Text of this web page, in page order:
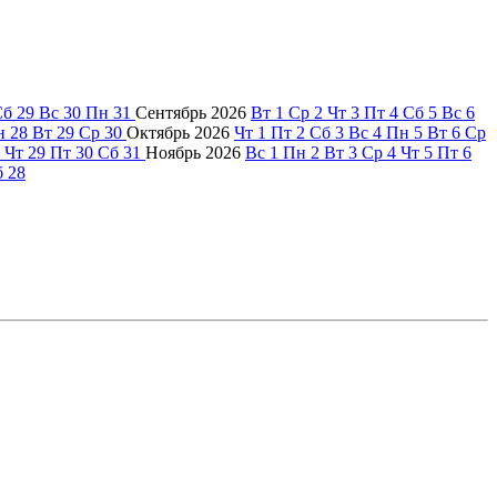
29 Вс 30 Пн 31 Сентябрь 2026 Вт 1 Ср 2 Чт 3 Пт 4 Сб 5 Вс 6
28 Вт 29 Ср 30 Октябрь 2026 Чт 1 Пт 2 Сб 3 Вс 4 Пн 5 Вт 6 Ср
Чт 29 Пт 30 Сб 31 Ноябрь 2026 Вс 1 Пн 2 Вт 3 Ср 4 Чт 5 Пт 6
28